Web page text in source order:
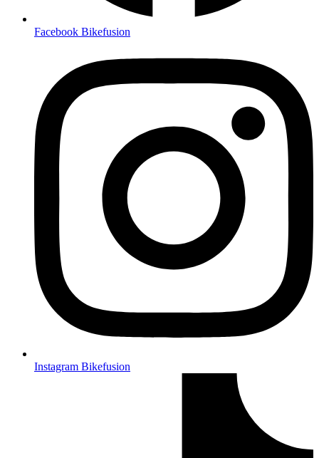
Facebook Bikefusion
Instagram Bikefusion